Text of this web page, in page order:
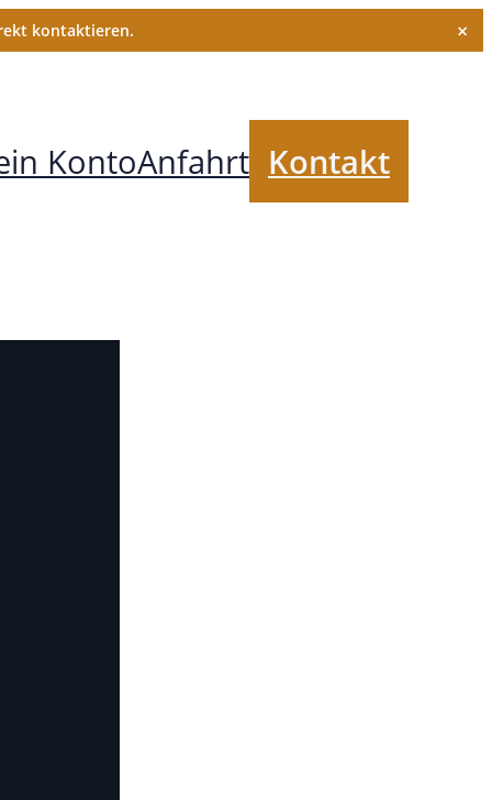
kontaktieren. ×
KontoAnfahrt Kontakt